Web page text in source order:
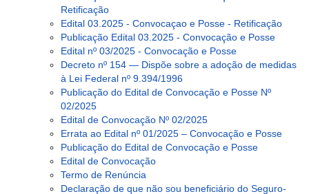
Retificação
Edital 03.2025 - Convocaçao e Posse - Retificação
Publicação Edital 03.2025 - Convocação e Posse
Edital nº 03/2025 - Convocação e Posse
Decreto nº 154 — Dispõe sobre a adoção de medidas
à Lei Federal nº 9.394/1996
Publicação do Edital de Convocação e Posse Nº
02/2025
Edital de Convocação Nº 02/2025
Errata ao Edital nº 01/2025 – Convocação e Posse
Publicação do Edital de Convocação e Posse
Edital de Convocação
Termo de Renúncia
Declaração de que não sou beneficiário do Seguro-